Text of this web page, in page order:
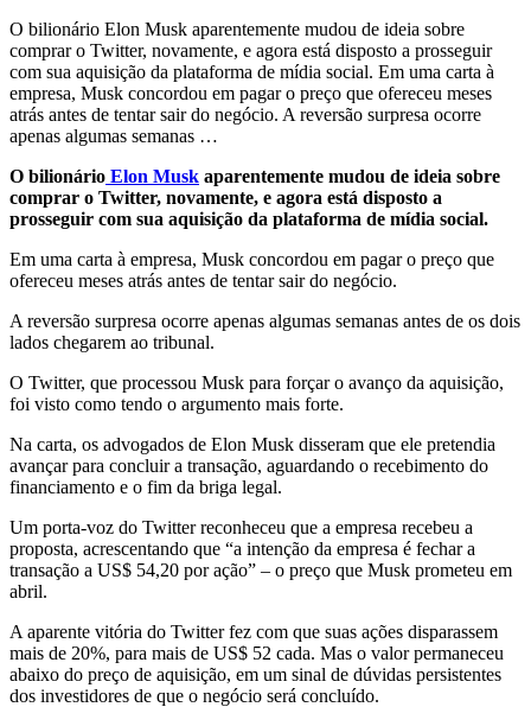
O bilionário Elon Musk aparentemente mudou de ideia sobre
comprar o Twitter, novamente, e agora está disposto a prosseguir
com sua aquisição da plataforma de mídia social. Em uma carta à
empresa, Musk concordou em pagar o preço que ofereceu meses
atrás antes de tentar sair do negócio. A reversão surpresa ocorre
apenas algumas semanas …
O bilionário Elon Musk aparentemente mudou de ideia sobre
comprar o Twitter, novamente, e agora está disposto a
prosseguir com sua aquisição da plataforma de mídia social.
Em uma carta à empresa, Musk concordou em pagar o preço que
ofereceu meses atrás antes de tentar sair do negócio.
A reversão surpresa ocorre apenas algumas semanas antes de os dois
lados chegarem ao tribunal.
O Twitter, que processou Musk para forçar o avanço da aquisição,
foi visto como tendo o argumento mais forte.
Na carta, os advogados de Elon Musk disseram que ele pretendia
avançar para concluir a transação, aguardando o recebimento do
financiamento e o fim da briga legal.
Um porta-voz do Twitter reconheceu que a empresa recebeu a
proposta, acrescentando que “a intenção da empresa é fechar a
transação a US$ 54,20 por ação” – o preço que Musk prometeu em
abril.
A aparente vitória do Twitter fez com que suas ações disparassem
mais de 20%, para mais de US$ 52 cada. Mas o valor permaneceu
abaixo do preço de aquisição, em um sinal de dúvidas persistentes
dos investidores de que o negócio será concluído.